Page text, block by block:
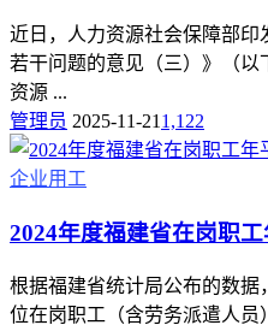
近日，人力资源社会保障部
若干问题的意见（三）》（
资源 ...
管理员 2025-11-21 1,122
企业用工
2024年度福建省在岗职
根据福建省统计局公布的数据
位在岗职工（含劳务派遣人员